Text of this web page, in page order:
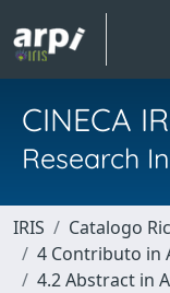
CINECA
Research
IRIS
Catalogo
4 Contributo in
4.2 Abstract in